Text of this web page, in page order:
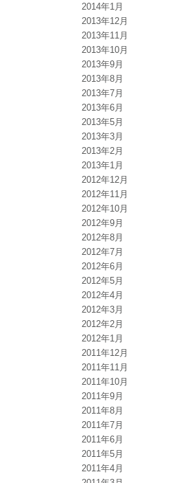
2014年1月
2013年12月
2013年11月
2013年10月
2013年9月
2013年8月
2013年7月
2013年6月
2013年5月
2013年3月
2013年2月
2013年1月
2012年12月
2012年11月
2012年10月
2012年9月
2012年8月
2012年7月
2012年6月
2012年5月
2012年4月
2012年3月
2012年2月
2012年1月
2011年12月
2011年11月
2011年10月
2011年9月
2011年8月
2011年7月
2011年6月
2011年5月
2011年4月